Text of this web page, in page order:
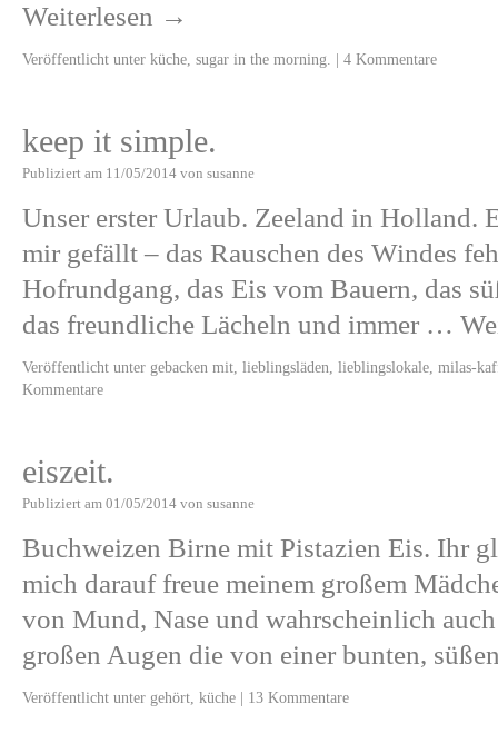
Weiterlesen →
Veröffentlicht unter küche sugar in the morning. | 4 Kommentare
keep it simple.
Publiziert am 11/05/2014 von susanne
Unser erster Urlaub. Zeeland in Holland.
mir gefällt – das Rauschen des Windes
Hofrundgang, das Eis vom Bauern, das
das freundliche Lächeln und immer …
Veröffentlicht unter gebacken mit lieblingsläden lieblingslokale milas-
Kommentare
eiszeit.
Publiziert am 01/05/2014 von susanne
Buchweizen Birne mit Pistazien Eis. Ihr
mich darauf freue meinem großem
von Mund, Nase und wahrscheinlich
großen Augen die von einer bunten,
Veröffentlicht unter gehört küche | 13 Kommentare